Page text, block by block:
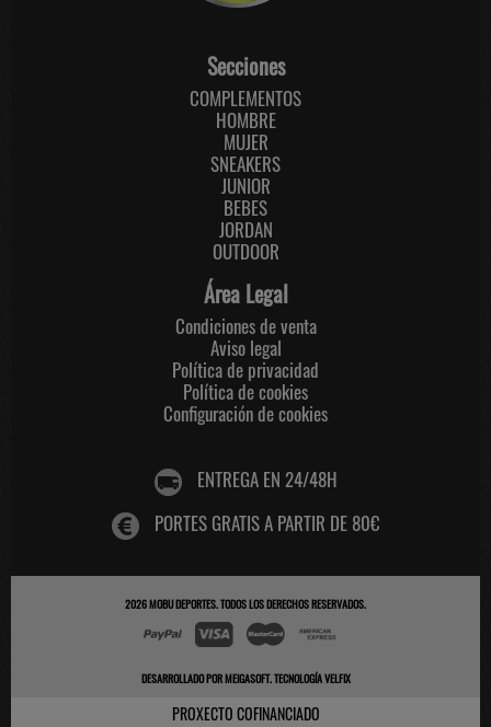
Secciones
COMPLEMENTOS
HOMBRE
MUJER
SNEAKERS
JUNIOR
BEBES
JORDAN
OUTDOOR
Área Legal
Condiciones de venta
Aviso legal
Política de privacidad
Política de cookies
Configuración de cookies
ENTREGA EN 24/48H
PORTES GRATIS A PARTIR DE 80€
2026MOBU DEPORTES. TODOS LOS DERECHOS RESERVADOS.
DESARROLLADO PORMEIGASOFT.TECNOLOGÍA VELFIX
PROXECTO COFINANCIADO